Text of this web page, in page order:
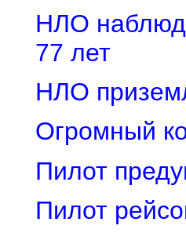
НЛО
77 лет
НЛО
Огромный
Пилот
Пилот